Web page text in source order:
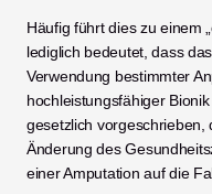
Häufig führt dies zu einem
lediglich bedeutet, dass
Verwendung bestimmter
hochleistungsfähiger
gesetzlich
Änderung des
einer Amputation auf die